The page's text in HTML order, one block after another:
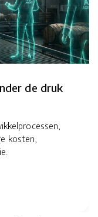
de druk
kosten,